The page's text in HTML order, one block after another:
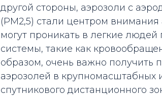
другой стороны, аэрозоли с
(PM2,5) стали центром
могут проникать в легкие
системы, такие как
образом, очень важно получить
аэрозолей в крупномасштабных
спутникового дистанционного